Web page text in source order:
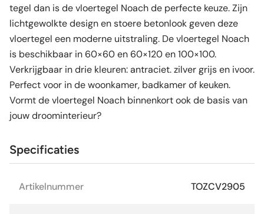
tegel dan is de vloertegel Noach de perfecte keuze. Zijn
lichtgewolkte design en stoere betonlook geven deze
vloertegel een moderne uitstraling. De vloertegel Noach
is beschikbaar in 60×60 en 60×120 en 100×100.
Verkrijgbaar in drie kleuren: antraciet. zilver grijs en ivoor.
Perfect voor in de woonkamer, badkamer of keuken.
Vormt de vloertegel Noach binnenkort ook de basis van
jouw droominterieur?
Specificaties
Artikelnummer TOZCV2905